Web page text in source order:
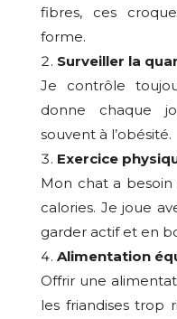
fibres, ces
forme.
Surveiller la
Je contrôle
donne chaque
souvent à l’obésité.
Exercice
Mon chat a
calories. Je joue
garder actif et en
Alimentation
Offrir une
les friandises trop